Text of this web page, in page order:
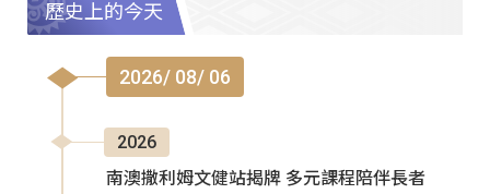
歷史上的今天
2026/ 08/ 06
2026
南澳撒利姆文健站揭牌 多元課程陪伴長者